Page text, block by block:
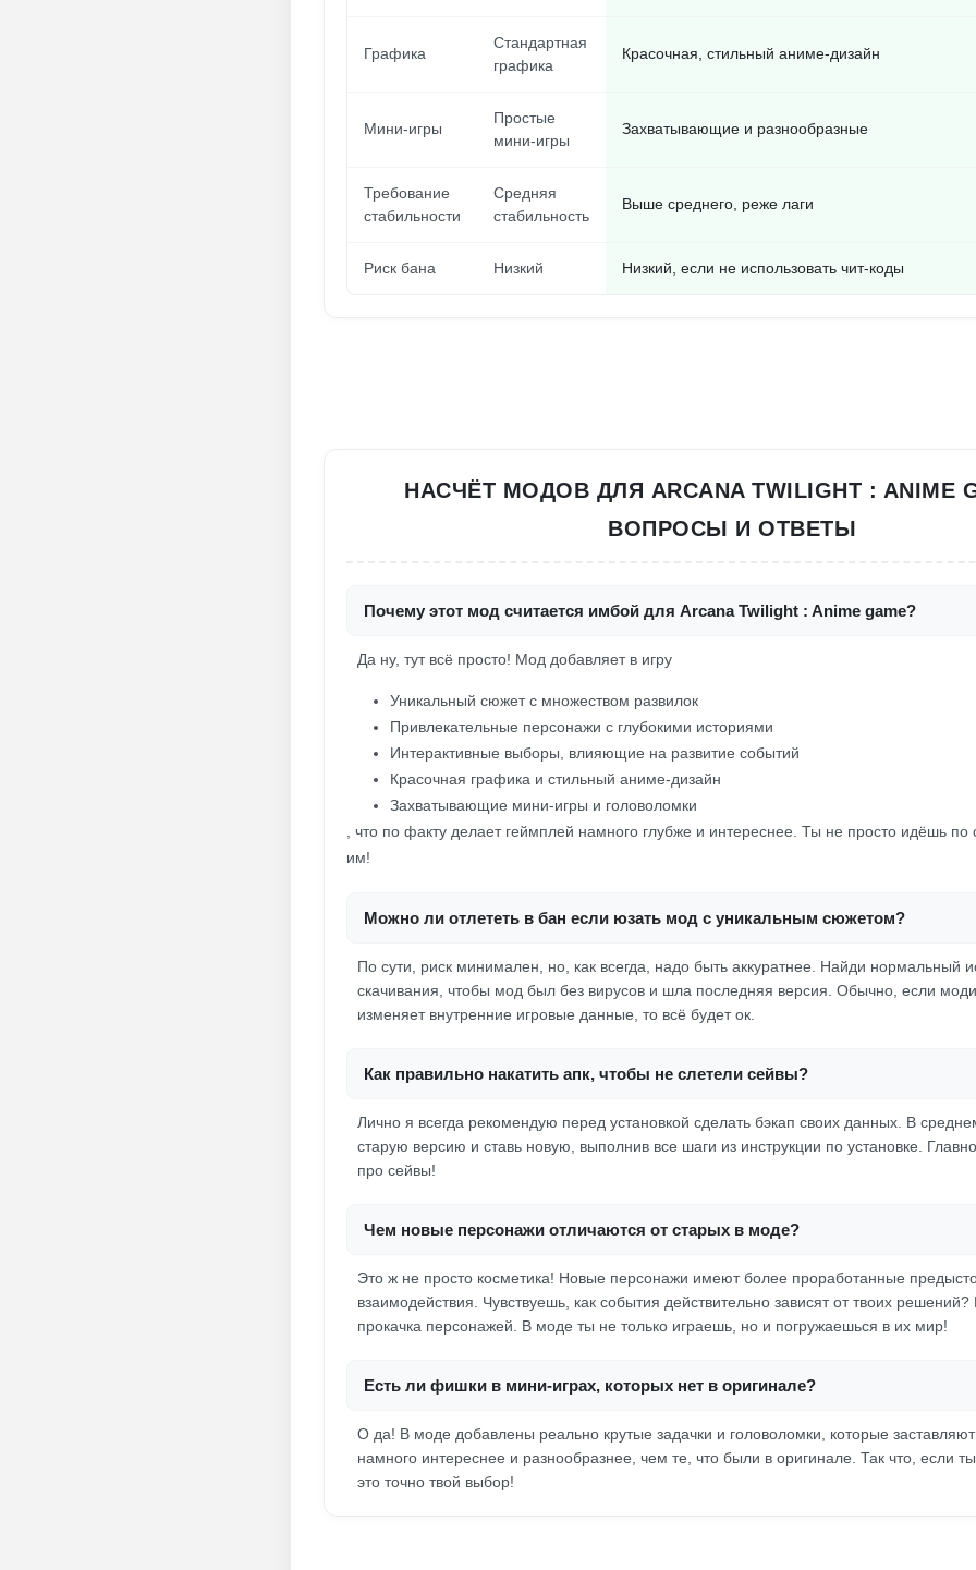
Графика
Стандартная
графика
Красочная, стильный аниме-дизайн
Мини-игры
Простые
мини-игры
Захватывающие и разнообразные
Требование
стабильности
Средняя
стабильность
Выше среднего, реже лаги
Риск бана Низкий Низкий, если не использовать чит-коды
НАСЧЁТ МОДОВ ДЛЯ ARCANA TWILIGHT : ANIME
ВОПРОСЫ И ОТВЕТЫ
Почему этот мод считается имбой для Arcana Twilight : Anime game?
Да ну, тут всё просто! Мод добавляет в игру
Уникальный сюжет с множеством развилок
Привлекательные персонажи с глубокими историями
Интерактивные выборы, влияющие на развитие событий
Красочная графика и стильный аниме-дизайн
Захватывающие мини-игры и головоломки
, что по факту делает геймплей намного глубже и интереснее. Ты не просто идёшь
им!
Можно ли отлететь в бан если юзать мод с уникальным сюжетом?
По сути, риск минимален, но, как всегда, надо быть аккуратнее. Найди нормальный
скачивания, чтобы мод был без вирусов и шла последняя версия. Обычно, если
изменяет внутренние игровые данные, то всё будет ок.
Как правильно накатить апк, чтобы не слетели сейвы?
Лично я всегда рекомендую перед установкой сделать бэкап своих данных. В
старую версию и ставь новую, выполнив все шаги из инструкции по установке.
про сейвы!
Чем новые персонажи отличаются от старых в моде?
Это ж не просто косметика! Новые персонажи имеют более проработанные
взаимодействия. Чувствуешь, как события действительно зависят от твоих решений?
прокачка персонажей. В моде ты не только играешь, но и погружаешься в их мир!
Есть ли фишки в мини-играх, которых нет в оригинале?
О да! В моде добавлены реально крутые задачки и головоломки, которые
намного интереснее и разнообразнее, чем те, что были в оригинале. Так что, если
это точно твой выбор!